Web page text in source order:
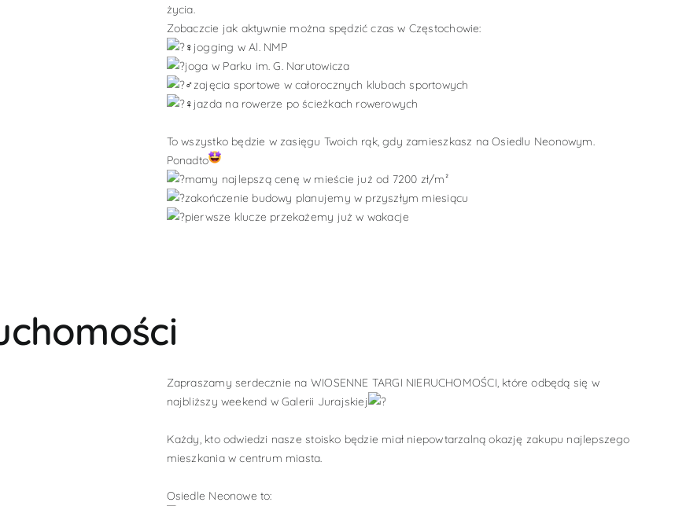
życia.
Zobaczcie jak aktywnie można spędzić czas w Częstochowie:
jogging w Al. NMP
joga w Parku im. G. Narutowicza
zajęcia sportowe w całorocznych klubach sportowych
jazda na rowerze po ścieżkach rowerowych
To wszystko będzie w zasięgu Twoich rąk, gdy zamieszkasz na Osiedlu Neonowym.
Ponadto
mamy najlepszą cenę w mieście już od 7200 zł/m²
zakończenie budowy planujemy w przyszłym miesiącu
pierwsze klucze przekażemy już w wakacje
Zapraszamy serdecznie na WIOSENNE TARGI NIERUCHOMOŚCI, które odbędą się w
najbliższy weekend w Galerii Jurajskiej
Każdy, kto odwiedzi nasze stoisko będzie miał niepowtarzalną okazję zakupu najlepszego
mieszkania w centrum miasta.
Osiedle Neonowe to: